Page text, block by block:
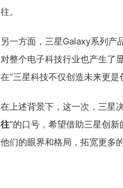
往。
另一方面，三星Galaxy系列产
对整个电子科技行业也产生了
在“三星科技不仅创造未来更是
在上述背景下，这一次，三星
往”的口号，希望借助三星创
他们的眼界和格局，拓宽更多